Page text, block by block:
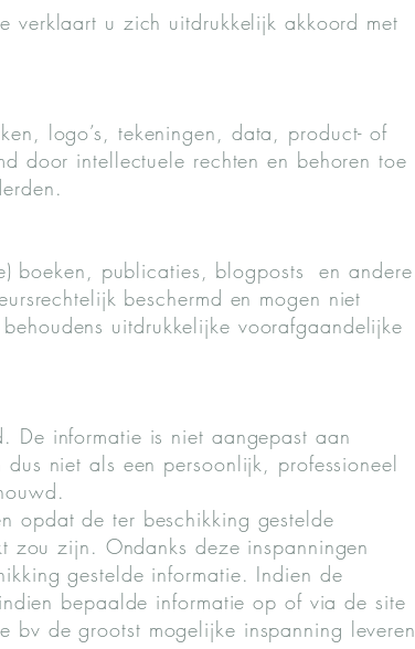
verklaart u zich uitdrukkelijk akkoord met
logo’s, tekeningen, data, product- of
door intellectuele rechten en behoren toe
boeken, publicaties, blogposts en andere
beschermd en mogen niet
uitdrukkelijke voorafgaandelijke
De informatie is niet aangepast aan
niet als een persoonlijk, professioneel
opdat de ter beschikking gestelde
zou zijn. Ondanks deze inspanningen
gestelde informatie. Indien de
bepaalde informatie op of via de site
de grootst mogelijke inspanning leveren